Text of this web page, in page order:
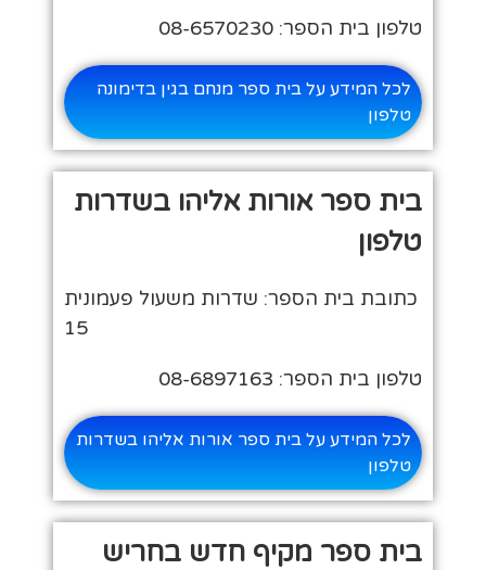
טלפון בית הספר: 08-6570230
לכל המידע על בית ספר מנחם בגין בדימונה
טלפון
בית ספר אורות אליהו בשדרות
טלפון
כתובת בית הספר: שדרות משעול פעמונית
15
טלפון בית הספר: 08-6897163
לכל המידע על בית ספר אורות אליהו בשדרות
טלפון
בית ספר מקיף חדש בחריש